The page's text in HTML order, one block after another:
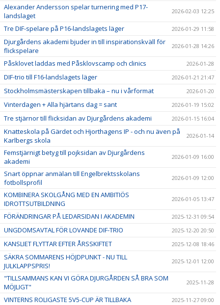
Alexander Andersson spelar turnering med P17-
landslaget
2026-02-03 12:25
Tre DIF-spelare på P16-landslagets läger 2026-01-29 11:58
Djurgårdens akademi bjuder in till inspirationskväll för
flickspelare
2026-01-28 14:26
Påsklovet laddas med Påsklovscamp och clinics 2026-01-28
DIF-trio till F16-landslagets läger 2026-01-21 21:47
Stockholmsmästerskapen tillbaka – nu i vårformat 2026-01-20
Vinterdagen + Alla hjärtans dag = sant 2026-01-19 15:02
Tre stjärnor till flicksidan av Djurgårdens akademi 2026-01-15 16:04
Knatteskola på Gärdet och Hjorthagens IP - och nu även på
Karlbergs skola
2026-01-14
Femstjärnigt betyg till pojksidan av Djurgårdens
akademi
2026-01-09 16:00
Snart öppnar anmälan till Engelbrektsskolans
fotbollsprofil
2026-01-09 12:00
KOMBINERA SKOLGÅNG MED EN AMBITIÖS
IDROTTSUTBILDNING
2026-01-05 13:47
FÖRÄNDRINGAR PÅ LEDARSIDAN I AKADEMIN 2025-12-31 09:54
UNGDOMSAVTAL FÖR LOVANDE DIF-TRIO 2025-12-20 20:50
KANSLIET FLYTTAR EFTER ÅRSSKIFTET 2025-12-08 18:46
SÄKRA SOMMARENS HÖJDPUNKT - NU TILL
JULKLAPPSPRIS!
2025-12-01 12:00
"TILLSAMMANS KAN VI GÖRA DJURGÅRDEN SÅ BRA SOM
MÖJLIGT"
2025-11-28
VINTERNS ROLIGASTE 5V5-CUP ÄR TILLBAKA 2025-11-27 09:00